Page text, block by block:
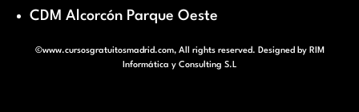
CDM Alcorcón Parque Oeste
©www.cursosgratuitosmadrid.com, All rights reserved. Designed by RIM
Informática y Consulting S.L